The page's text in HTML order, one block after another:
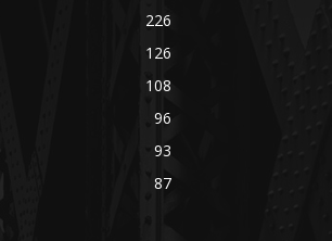
226
126
108
96
93
87